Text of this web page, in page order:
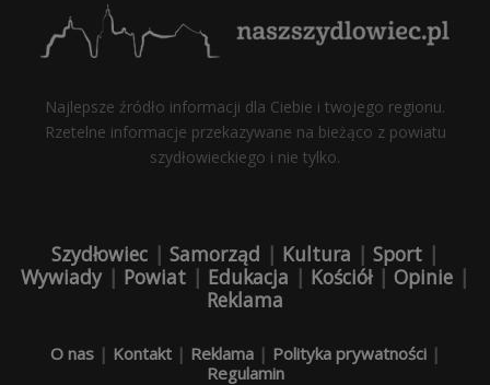
Najlepsze źródło informacji dla Ciebie i twojego regionu.
Rzetelne informacje przekazywane na bieżąco z powiatu
szydłowieckiego i nie tylko.
Szydłowiec | Samorząd | Kultura | Sport |
Wywiady| Powiat | Edukacja | Kościół| Opinie |
Reklama
O nas| Kontakt| Reklama| Polityka prywatności|
Regulamin